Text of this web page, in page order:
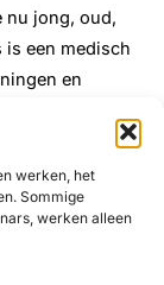
werken, het
Sommige
werken alleen
nu jong, oud,
is een medisch
en
ofwel
rol speelt.
met
dan kan
dus niet